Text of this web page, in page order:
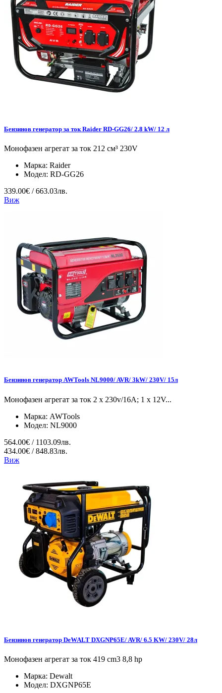
Бензинов генератор за ток Raider RD-GG26/ 2.8 kW/ 12 л
Монофазен агрегат за ток 212 см³ 230V
Марка: Raider
Модел: RD-GG26
339.00€ / 663.03лв.
Виж
Бензинов генератор AWTools NL9000/ AVR/ 3kW/ 230V/ 15л
Монофазен агрегат за ток 2 x 230v/16A; 1 x 12V...
Марка: AWTools
Модел: NL9000
564.00€ / 1103.09лв.
434.00€ / 848.83лв.
Виж
Бензинов генератор DeWALT DXGNP65E/ AVR/ 6.5 KW/ 230V/ 28л
Монофазен агрегат за ток 419 cm3 8,8 hp
Марка: Dewalt
Модел: DXGNP65E